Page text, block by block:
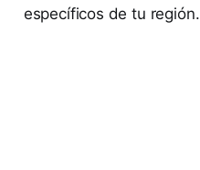
específicos de tu región.